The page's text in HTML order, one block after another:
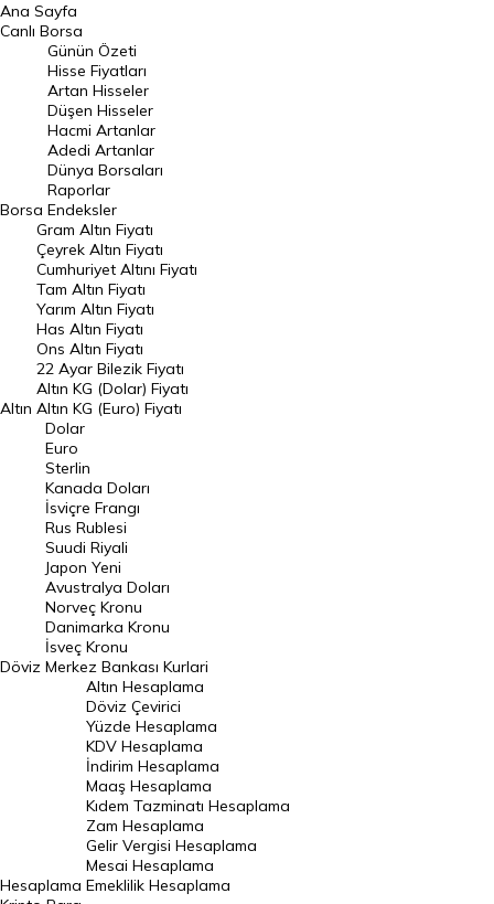
BIST 100 Hisseleri
En Çok Artan Hisseler
En Çok Düşen Hisseler
Hacmi Artanlar
Geçmiş Kapanışlar
Dünya Borsaları
Raporlar
Endeksler
DÖVİZ
Döviz Kuru
Dolar Kuru
Euro Kuru
Pound Kuru
Frank Kuru
Riyal Kuru
Avustralya Doları
Danimarka Kronu Kuru
Kanada Doları Kuru
Norveç Kronu Kuru
İsveç Kronu Kuru
Japon Yeni Kuru
Serbest Piyasa Döviz Kurları
Merkez Bankası Döviz Kurları
Altın Fiyatları
Ana Sayfa
Canlı Borsa
Borsa
Günün Özeti
Hisse Fiyatları
Artan Hisseler
Düşen Hisseler
Hacmi Artanlar
Adedi Artanlar
Dünya Borsaları
Raporlar
Endeksler
Altın
Gram Altın Fiyatı
Çeyrek Altın Fiyatı
Cumhuriyet Altını Fiyatı
Tam Altın Fiyatı
Yarım Altın Fiyatı
Has Altın Fiyatı
Ons Altın Fiyatı
22 Ayar Bilezik Fiyatı
Altın KG (Dolar) Fiyatı
Altın KG (Euro) Fiyatı
Döviz
Dolar
Euro
Sterlin
Kanada Doları
İsviçre Frangı
Rus Rublesi
Suudi Riyali
Japon Yeni
Avustralya Doları
Norveç Kronu
Danimarka Kronu
İsveç Kronu
Merkez Bankası Kurlari
Hesaplama
Altın Hesaplama
Döviz Çevirici
Yüzde Hesaplama
KDV Hesaplama
İndirim Hesaplama
Maaş Hesaplama
Kıdem Tazminatı Hesaplama
Zam Hesaplama
Gelir Vergisi Hesaplama
Mesai Hesaplama
Emeklilik Hesaplama